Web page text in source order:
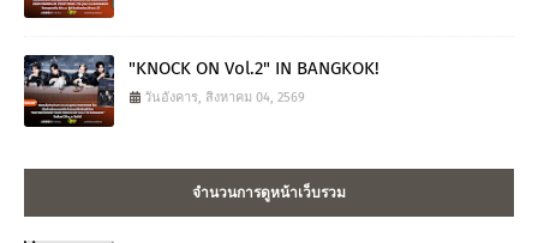
"KNOCK ON Vol.2" IN BANGKOK!
วันอังคาร, สิงหาคม 04, 2569
จำนวนการดูหน้าเว็บรวม